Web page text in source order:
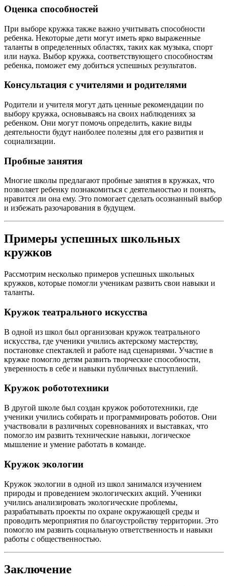
Оценка способностей
При выборе кружка также важно учитывать способности
ребенка. Некоторые дети могут иметь ярко выраженные
таланты в определенных областях, таких как музыка, спорт
или наука. Выбор кружка, соответствующего способностям
ребенка, поможет ему добиться успешных результатов.
Консультация с учителями и родителями
Родители и учителя могут дать ценные рекомендации по
выбору кружка, основываясь на своих наблюдениях за
ребенком. Они могут помочь определить, какие виды
деятельности будут наиболее полезны для его развития и
социализации.
Пробные занятия
Многие школы предлагают пробные занятия в кружках, что
позволяет ребенку познакомиться с деятельностью и понять,
нравится ли она ему. Это помогает сделать осознанный выбор
и избежать разочарования в будущем.
Примеры успешных школьных
кружков
Рассмотрим несколько примеров успешных школьных
кружков, которые помогли ученикам развить свои навыки и
таланты.
Кружок театрального искусства
В одной из школ был организован кружок театрального
искусства, где ученики учились актерскому мастерству,
постановке спектаклей и работе над сценариями. Участие в
кружке помогло детям развить творческие способности,
уверенность в себе и навыки публичных выступлений.
Кружок робототехники
В другой школе был создан кружок робототехники, где
ученики учились собирать и программировать роботов. Они
участвовали в различных соревнованиях и выставках, что
помогло им развить технические навыки, логическое
мышление и умение работать в команде.
Кружок экологии
Кружок экологии в одной из школ занимался изучением
природы и проведением экологических акций. Ученики
учились анализировать экологические проблемы,
разрабатывать проекты по охране окружающей среды и
проводить мероприятия по благоустройству территории. Это
помогло им развить социальную ответственность и навыки
работы с общественностью.
Заключение